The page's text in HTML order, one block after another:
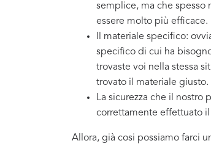
semplice, ma che spesso
essere molto più efficace.
Il materiale specifico:
specifico di cui ha
trovaste voi nella stessa
trovato il materiale giusto.
La sicurezza che il
correttamente effettuato
Allora, già cosi possiamo farci